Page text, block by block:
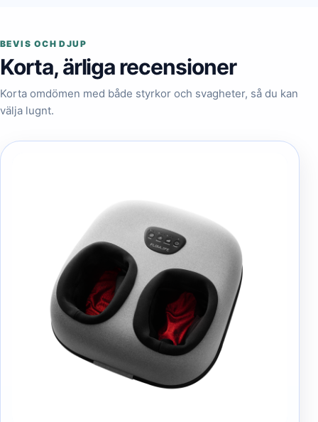
BEVIS OCH DJUP
Korta, ärliga recensioner
Korta omdömen med både styrkor och svagheter, så du kan
välja lugnt.